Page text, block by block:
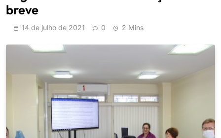
breve
14 de julho de 2021 0 2 Mins